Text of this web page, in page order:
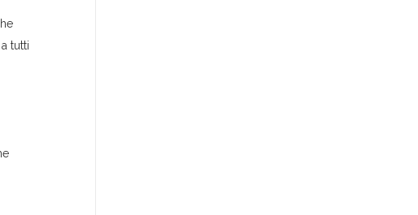
tutti